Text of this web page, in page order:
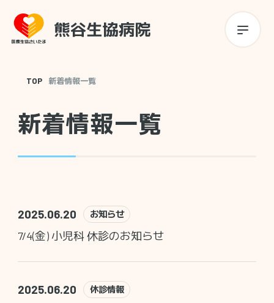
TOP 新着情報一覧
新着情報一覧
2025.06.20 お知らせ
7/4(金) 小児科 休診のお知らせ
2025.06.20 休診情報